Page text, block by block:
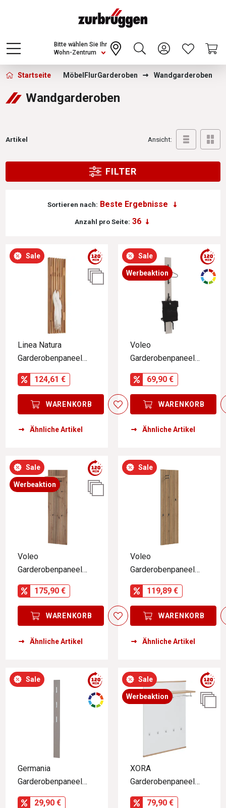
Choose a different country or region to see
content for your location and shop online
CONTINUE
Wohn-Zentrum
Bitte wählen Sie Ihr
Zurbrüggen - Wandgarderoben
Startseite Möbel FlurGarderoben Wandgarderoben
Wandgarderoben
Artikel Ansicht:
FILTER
Sortieren nach:
Anzahl pro Seite:
Sale
Linea Natura
Garderobenpaneel
breit STUDIO LINE
124,61 €
WARENKORB
Ähnliche Artikel
Sale
Werbeaktion
Voleo
Garderobenpaneel
UNIQUE
69,90 €
WARENKORB
Ähnliche Artikel
Sale
Werbeaktion
Voleo
Garderobenpaneel
DIANA
175,90 €
WARENKORB
Ähnliche Artikel
Sale
Voleo
Garderobenpaneel
DELTON
119,89 €
WARENKORB
Ähnliche Artikel
Sale
Germania
Garderobenpaneel
Colorado
29,90 €
Sale
Werbeaktion
XORA
Garderobenpaneel
YAMAEL
79,90 €